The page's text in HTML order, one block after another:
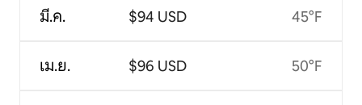
มี.ค.
เม.ย.
$94 USD
$96 USD
45°F
50°F